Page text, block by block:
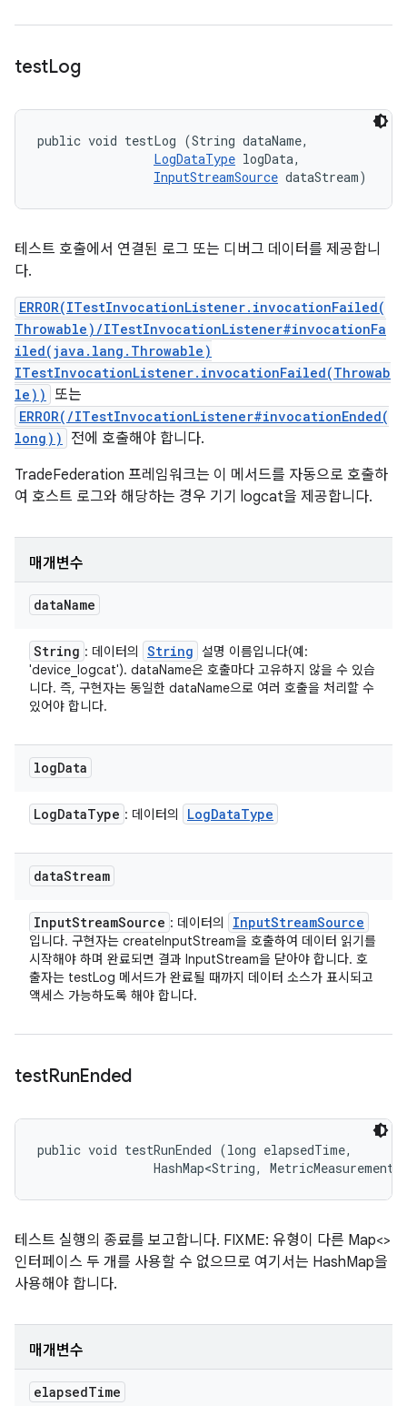
testLog
public void testLog (String dataName,
LogDataType logData,
InputStreamSource dataStream)
테스트 호출에서 연결된 로그 또는 디버그 데이터를 제공합니
다.
ERROR(ITestInvocationListener.invocationFailed(
Throwable)/ITestInvocationListener#invocationFa
iled(java.lang.Throwable)
ITestInvocationListener.invocationFailed(Throwab
le))
또는
ERROR(/ITestInvocationListener#invocationEnded(
long))
전에 호출해야 합니다.
TradeFederation 프레임워크는 이 메서드를 자동으로 호출하
여 호스트 로그와 해당하는 경우 기기 logcat을 제공합니다.
매개변수
dataName
String : 데이터의 String
설명 이름입니다(예:
'device_logcat'). dataName은 호출마다 고유하지 않을 수 있습
니다. 즉, 구현자는 동일한 dataName으로 여러 호출을 처리할 수
있어야 합니다.
logData
LogDataType : 데이터의 LogDataType
dataStream
InputStreamSource : 데이터의 InputStreamSource
입니다. 구현자는 createInputStream을 호출하여 데이터 읽기를
시작해야 하며 완료되면 결과 InputStream을 닫아야 합니다. 호
출자는 testLog 메서드가 완료될 때까지 데이터 소스가 표시되고
액세스 가능하도록 해야 합니다.
testRunEnded
public void testRunEnded (long elapsedTime,
HashMap<String,
테스트 실행의 종료를 보고합니다. FIXME: 유형이 다른 Map<>
인터페이스 두 개를 사용할 수 없으므로 여기서는 HashMap을
사용해야 합니다.
매개변수
elapsedTime